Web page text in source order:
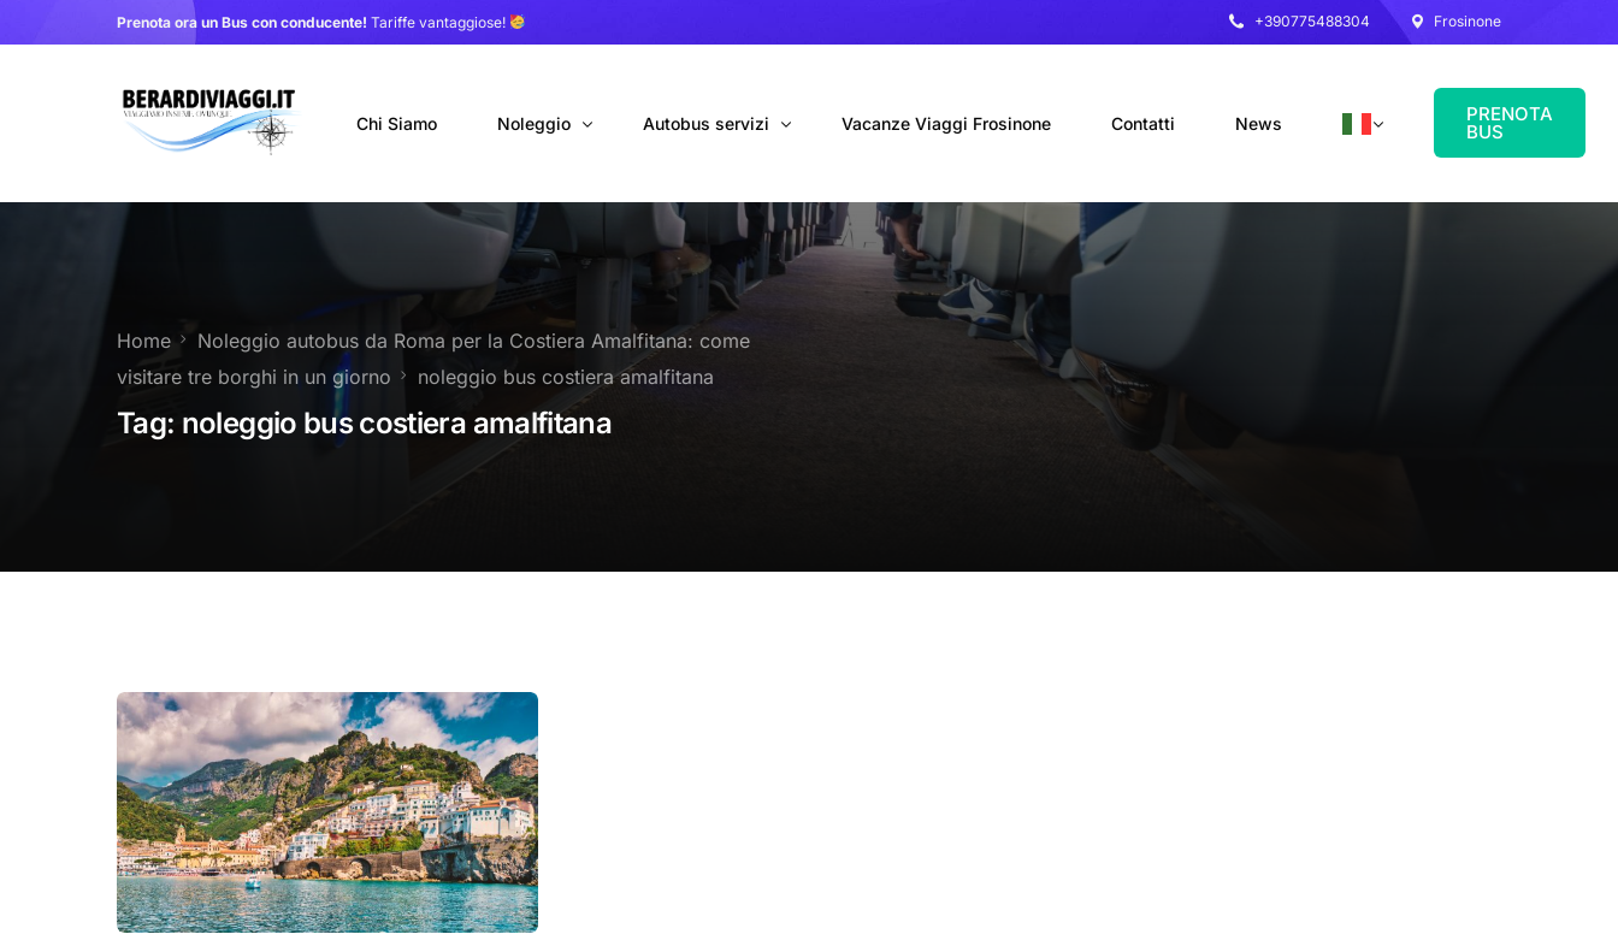
Prenota ora un Bus con conducente! Tariffe vantaggiose! +390775488304 Frosinone
Chi Siamo Noleggio
Autobus con conducente
Noleggio autobus Tour organizzati
Noleggio 9 Posti Online
Trasferimenti privati
Autobus servizi
Navetta Autobus da Fiumicino
Navetta Autobus da Ciampino
Autobus per Tour privati
Vacanze Viaggi Frosinone Contatti News PRENOTA
BUS
Home
Noleggio autobus da Roma per la Costiera Amalfitana: come
visitare tre borghi in un giorno
noleggio bus costiera amalfitana
Tag: noleggio bus costiera amalfitana